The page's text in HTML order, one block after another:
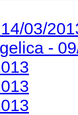
03/
-